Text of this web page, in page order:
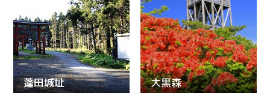
現在地から近い順
蓬田城址 大黒森